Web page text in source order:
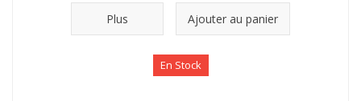
Plus Ajouter au panier
En Stock